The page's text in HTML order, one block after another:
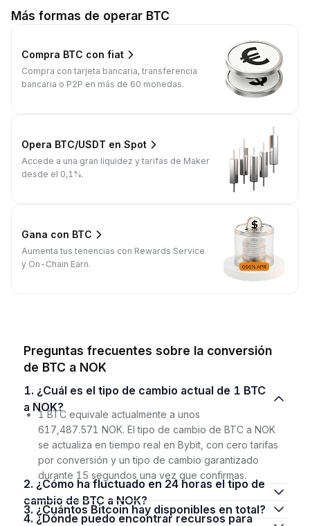
Más formas de operar BTC
Compra BTC con fiat
Compra con tarjeta bancaria, transferencia
bancaria o P2P en más de 60 monedas.
Opera BTC/USDT en Spot
Accede a una gran liquidez y tarifas de Maker
desde el 0,1%.
Gana con BTC
Aumenta tus tenencias con Rewards Service
y On-Chain Earn.
Preguntas frecuentes sobre la conversión
de BTC a NOK
1. ¿Cuál es el tipo de cambio actual de 1 BTC
a NOK?
1 BTC equivale actualmente a unos
617,487.571 NOK. El tipo de cambio de BTC a NOK
se actualiza en tiempo real en Bybit, con cero tarifas
por conversión y un tipo de cambio garantizado
durante 15 segundos una vez que confirmas.
2. ¿Cómo ha fluctuado en 24 horas el tipo de
cambio de BTC a NOK?
3. ¿Cuántos Bitcoin hay disponibles en total?
4. ¿Dónde puedo encontrar recursos para